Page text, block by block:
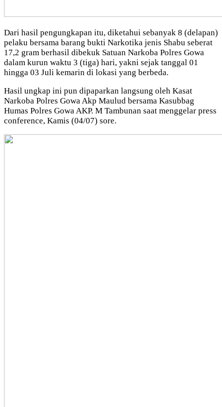
Dari hasil pengungkapan itu, diketahui sebanyak 8 (delapan)
pelaku bersama barang bukti Narkotika jenis Shabu seberat
17,2 gram berhasil dibekuk Satuan Narkoba Polres Gowa
dalam kurun waktu 3 (tiga) hari, yakni sejak tanggal 01
hingga 03 Juli kemarin di lokasi yang berbeda.
Hasil ungkap ini pun dipaparkan langsung oleh Kasat
Narkoba Polres Gowa Akp Maulud bersama Kasubbag
Humas Polres Gowa AKP. M Tambunan saat menggelar press
conference, Kamis (04/07) sore.